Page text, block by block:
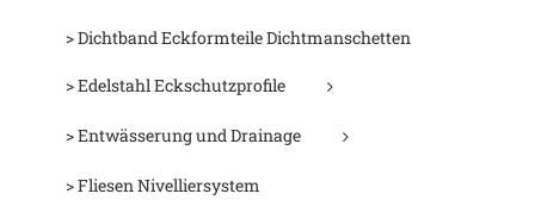
> Dichtband Eckformteile Dichtmanschetten
> Edelstahl Eckschutzprofile
> Entwässerung und Drainage
> Fliesen Nivelliersystem